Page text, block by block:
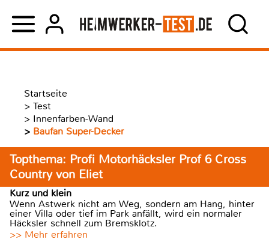
Startseite
> Test
> Innenfarben-Wand
> Baufan Super-Decker
Topthema: Profi Motorhäcksler Prof 6 Cross
Country von Eliet
Kurz und klein
Wenn Astwerk nicht am Weg, sondern am Hang, hinter
einer Villa oder tief im Park anfällt, wird ein normaler
Häcksler schnell zum Bremsklotz.
>> Mehr erfahren